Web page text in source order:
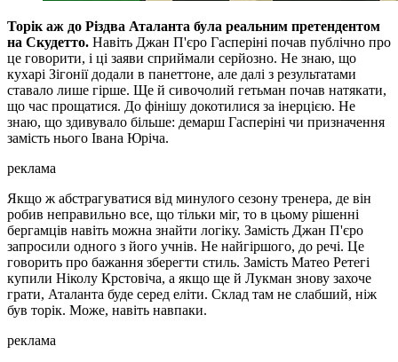
Торік аж до Різдва Аталанта була реальним претендентом
на Скудетто. Навіть Джан П'єро Гасперіні почав публічно про
це говорити, і ці заяви сприймали серйозно. Не знаю, що
кухарі Зігонії додали в панеттоне, але далі з результатами
ставало лише гірше. Ще й сивочолий гетьман почав натякати,
що час прощатися. До фінішу докотилися за інерцією. Не
знаю, що здивувало більше: демарш Гасперіні чи призначення
замість нього Івана Юріча.
реклама
Якщо ж абстрагуватися від минулого сезону тренера, де він
робив неправильно все, що тільки міг, то в цьому рішенні
бергамців навіть можна знайти логіку. Замість Джан П'єро
запросили одного з його учнів. Не найгіршого, до речі. Це
говорить про бажання зберегти стиль. Замість Матео Ретегі
купили Ніколу Крстовіча, а якщо ще й Лукман знову захоче
грати, Аталанта буде серед еліти. Склад там не слабший, ніж
був торік. Може, навіть навпаки.
реклама